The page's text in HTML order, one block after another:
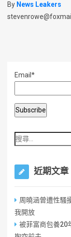
By News Leakers
Email*
近期文章
周曉涵曾遭性騷
我開放
被菲富商包養